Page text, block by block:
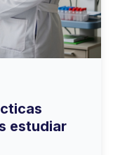
estudiar